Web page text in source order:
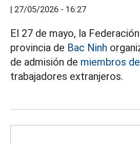
| 27/05/2026 - 16:27
El 27 de mayo, la
provincia de Bac Ninh
de admisión de miembros
trabajadores extranjeros.